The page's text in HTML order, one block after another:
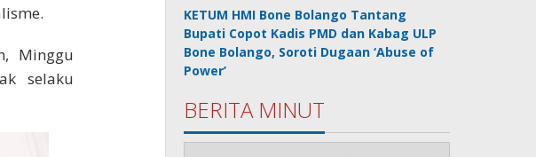
Minggu
selaku
KETUM HMI Bone Bolango Tantang
Bupati Copot Kadis PMD dan Kabag ULP
Bone Bolango, Soroti Dugaan ‘Abuse of
Power’
BERITA MINUT